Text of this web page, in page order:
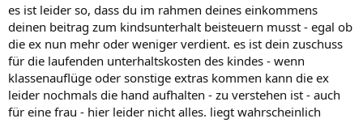
es ist leider so, dass du im rahmen deines einkommens
deinen beitrag zum kindsunterhalt beisteuern musst - egal ob
die ex nun mehr oder weniger verdient. es ist dein zuschuss
für die laufenden unterhaltskosten des kindes - wenn
klassenauflüge oder sonstige extras kommen kann die ex
leider nochmals die hand aufhalten - zu verstehen ist - auch
für eine frau - hier leider nicht alles. liegt wahrscheinlich